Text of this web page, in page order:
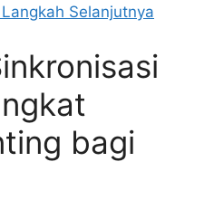
Selanjutnya
bagi